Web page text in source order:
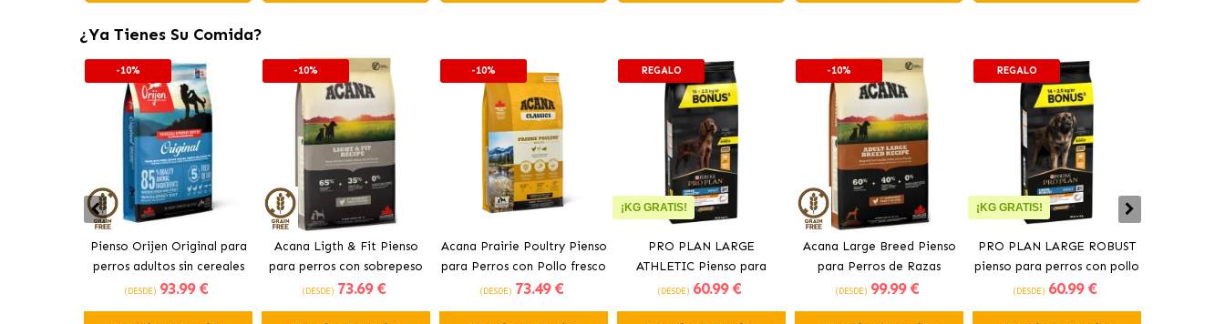
¿Ya Tienes Su Comida?
-10%
Pienso Orijen Original para
perros adultos sin cereales
de pollo
(DESDE) 93.99 €
-10%
Acana Ligth & Fit Pienso
para perros con sobrepeso
con pollo fresco
(DESDE) 73.69 €
-10%
Acana Prairie Poultry Pienso
para Perros con Pollo fresco
(DESDE) 73.49 €
REGALO
¡KG GRATIS!
PRO PLAN LARGE
ATHLETIC Pienso para
perros con pollo
(DESDE) 60.99 €
-10%
Acana Large Breed Pienso
para Perros de Razas
Grandes con Pollo
(DESDE) 99.99 €
REGALO
¡KG GRATIS!
PRO PLAN LARGE ROBUST
pienso para perros con pollo
(DESDE) 60.99 €